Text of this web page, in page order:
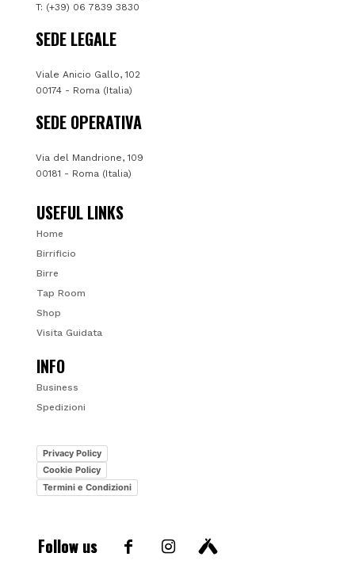
T: (+39) 06 7839 3830
SEDE LEGALE
Viale Anicio Gallo, 102
00174 - Roma (Italia)
SEDE OPERATIVA
Via del Mandrione, 109
00181 - Roma (Italia)
USEFUL LINKS
Home
Birrificio
Birre
Tap Room
Shop
Visita Guidata
INFO
Business
Spedizioni
Privacy Policy
Cookie Policy
Termini e Condizioni
Follow us